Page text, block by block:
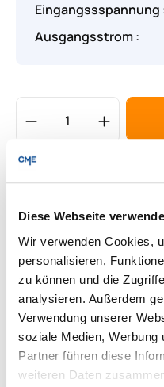
Diese Webseite
Wir verwenden Cookies,
personalisieren,
zu können und die
analysieren. Außerdem
Verwendung unserer
soziale Medien, Werbung
Partner führen diese
weiteren Daten
Eingangssspannung
Ausgangsstrom :
Produkt Anzahl:
Fragen
Sie haben